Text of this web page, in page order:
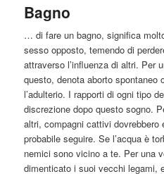
Bagno
… di fare un bagno, significa
sesso opposto, temendo di
attraverso l’influenza di altri. Per
questo, denotaaborto spontaneo
l’adulterio. I rapporti di ogni tipo
discrezione dopo questo sogno.
altri, compagni cattivi
probabile seguire. Se l’acqua è
nemici sono vicino a te. Per una
dimenticato i suoi vecchi legami,